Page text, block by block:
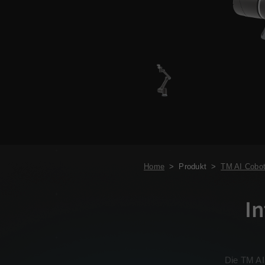
Home > Produkt > TM AI
Die TM